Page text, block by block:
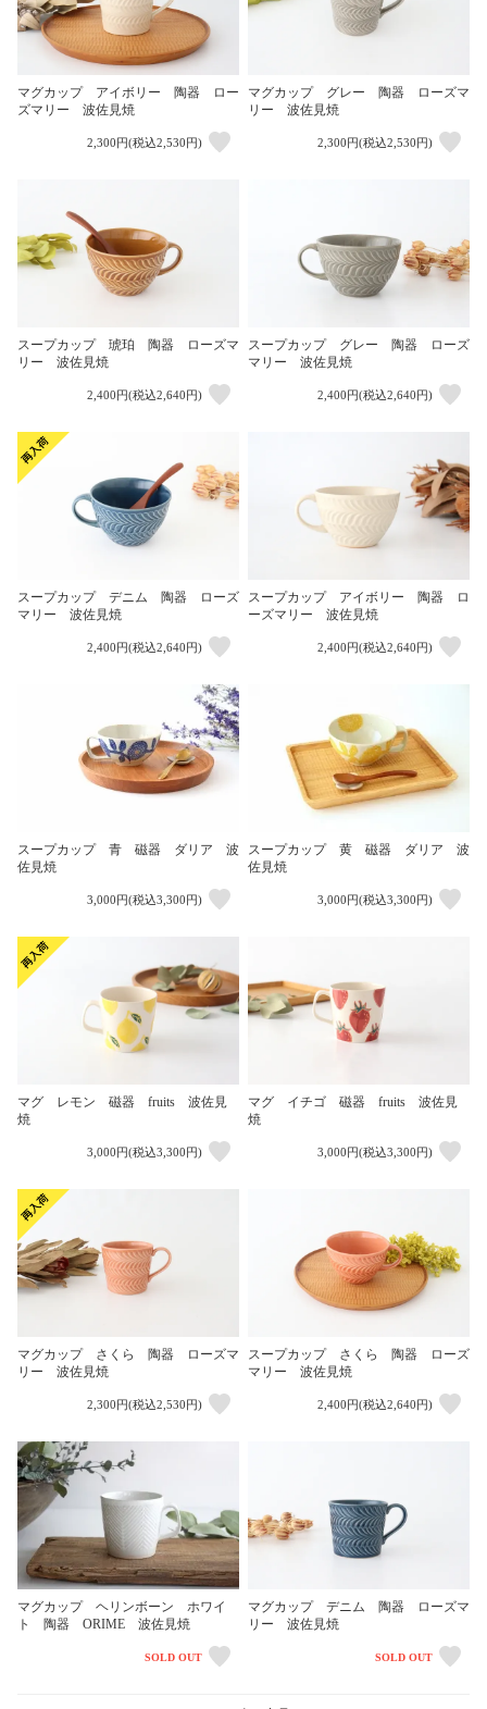
マグカップ アイボリー 陶器 ロー
ズマリー 波佐見焼
2,300円(税込2,530円)
マグカップ グレー 陶器 ローズマ
リー 波佐見焼
2,300円(税込2,530円)
スープカップ 琥珀 陶器 ローズマ
リー 波佐見焼
2,400円(税込2,640円)
スープカップ グレー 陶器 ローズ
マリー 波佐見焼
2,400円(税込2,640円)
スープカップ デニム 陶器 ローズ
マリー 波佐見焼
2,400円(税込2,640円)
スープカップ アイボリー 陶器 ロ
ーズマリー 波佐見焼
2,400円(税込2,640円)
スープカップ 青 磁器 ダリア 波
佐見焼
3,000円(税込3,300円)
スープカップ 黄 磁器 ダリア 波
佐見焼
3,000円(税込3,300円)
マグ レモン 磁器 fruits 波佐見
焼
3,000円(税込3,300円)
マグ イチゴ 磁器 fruits 波佐見
焼
3,000円(税込3,300円)
マグカップ さくら 陶器 ローズマ
リー 波佐見焼
2,300円(税込2,530円)
スープカップ さくら 陶器 ローズ
マリー 波佐見焼
2,400円(税込2,640円)
マグカップ ヘリンボーン ホワイ
ト 陶器 ORIME 波佐見焼
SOLD OUT
マグカップ デニム 陶器 ローズマ
リー 波佐見焼
SOLD OUT